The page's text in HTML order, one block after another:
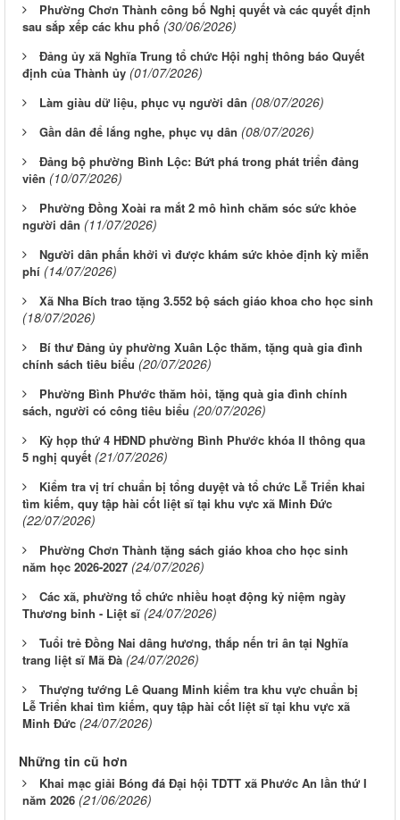
Phường Chơn Thành công bố Nghị quyết và các quyết định
sau sắp xếp các khu phố (30/06/2026)
Đảng ủy xã Nghĩa Trung tổ chức Hội nghị thông báo Quyết
định của Thành ủy (01/07/2026)
Làm giàu dữ liệu, phục vụ người dân (08/07/2026)
Gần dân để lắng nghe, phục vụ dân (08/07/2026)
Đảng bộ phường Bình Lộc: Bứt phá trong phát triển đảng
viên (10/07/2026)
Phường Đồng Xoài ra mắt 2 mô hình chăm sóc sức khỏe
người dân (11/07/2026)
Người dân phấn khởi vì được khám sức khỏe định kỳ miễn
phí (14/07/2026)
Xã Nha Bích trao tặng 3.552 bộ sách giáo khoa cho học sinh
(18/07/2026)
Bí thư Đảng ủy phường Xuân Lộc thăm, tặng quà gia đình
chính sách tiêu biểu (20/07/2026)
Phường Bình Phước thăm hỏi, tặng quà gia đình chính
sách, người có công tiêu biểu (20/07/2026)
Kỳ họp thứ 4 HĐND phường Bình Phước khóa II thông qua
5 nghị quyết (21/07/2026)
Kiểm tra vị trí chuẩn bị tổng duyệt và tổ chức Lễ Triển khai
tìm kiếm, quy tập hài cốt liệt sĩ tại khu vực xã Minh Đức
(22/07/2026)
Phường Chơn Thành tặng sách giáo khoa cho học sinh
năm học 2026-2027 (24/07/2026)
Các xã, phường tổ chức nhiều hoạt động kỷ niệm ngày
Thương binh - Liệt sĩ (24/07/2026)
Tuổi trẻ Đồng Nai dâng hương, thắp nến tri ân tại Nghĩa
trang liệt sĩ Mã Đà (24/07/2026)
Thượng tướng Lê Quang Minh kiểm tra khu vực chuẩn bị
Lễ Triển khai tìm kiếm, quy tập hài cốt liệt sĩ tại khu vực xã
Minh Đức (24/07/2026)
Những tin cũ hơn
Khai mạc giải Bóng đá Đại hội TDTT xã Phước An lần thứ I
năm 2026 (21/06/2026)